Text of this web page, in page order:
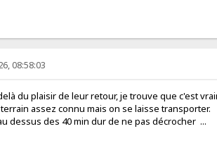
08:58:03
du plaisir de leur retour, je trouve que c'est
assez connu mais on se laisse transporter.
dessus des 40 min dur de ne pas décrocher ...